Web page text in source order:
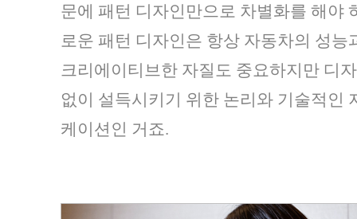
문에 패턴 디자인만으로 차별화를 해야
로운 패턴 디자인은 항상 자동차의 성
크리에이티브한 자질도 중요하지만 디
없이 설득시키기 위한 논리와 기술적인
케이션인 거죠.